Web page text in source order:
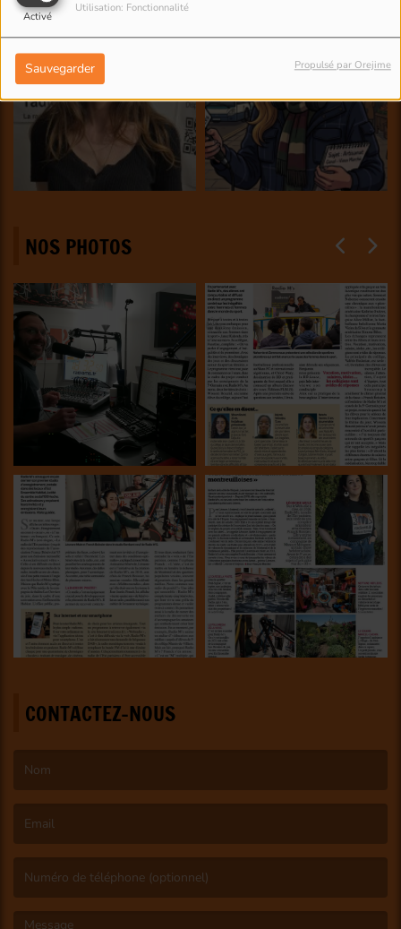
Activé
Utilisation: Fonctionnalité
Sauvegarder Propulsé par Orejime
NOS PHOTOS
CONTACTEZ-NOUS